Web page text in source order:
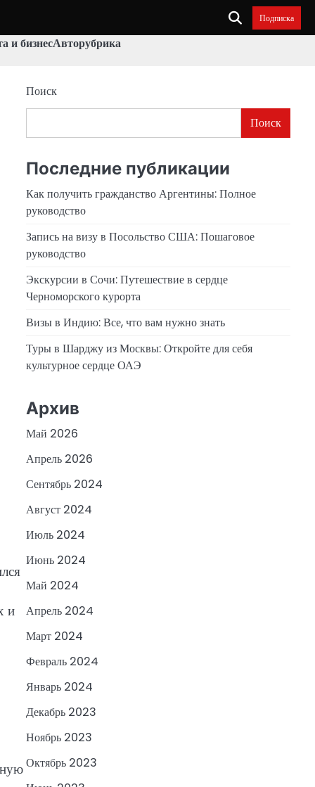
Подписка
и бизнесАвторубрика
и
Поиск
Поиск
Последние публикации
Как получить гражданство Аргентины: Полное
руководство
Запись на визу в Посольство США: Пошаговое
руководство
Экскурсии в Сочи: Путешествие в сердце
Черноморского курорта
Визы в Индию: Все, что вам нужно знать
Туры в Шарджу из Москвы: Откройте для себя
культурное сердце ОАЭ
Архив
Май 2026
Апрель 2026
Сентябрь 2024
Август 2024
Июль 2024
Июнь 2024
Май 2024
Апрель 2024
Март 2024
Февраль 2024
Январь 2024
Декабрь 2023
Ноябрь 2023
Октябрь 2023